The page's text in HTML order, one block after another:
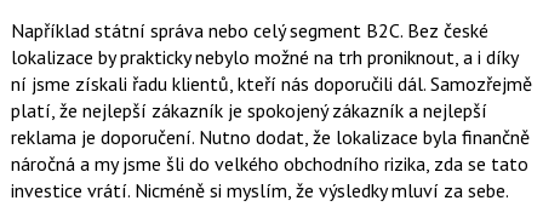
Například státní správa nebo celý segment B2C. Bez české
lokalizace by prakticky nebylo možné na trh proniknout, a i díky
ní jsme získali řadu klientů, kteří nás doporučili dál. Samozřejmě
platí, že nejlepší zákazník je spokojený zákazník a nejlepší
reklama je doporučení. Nutno dodat, že lokalizace byla finančně
náročná a my jsme šli do velkého obchodního rizika, zda se tato
investice vrátí. Nicméně si myslím, že výsledky mluví za sebe.